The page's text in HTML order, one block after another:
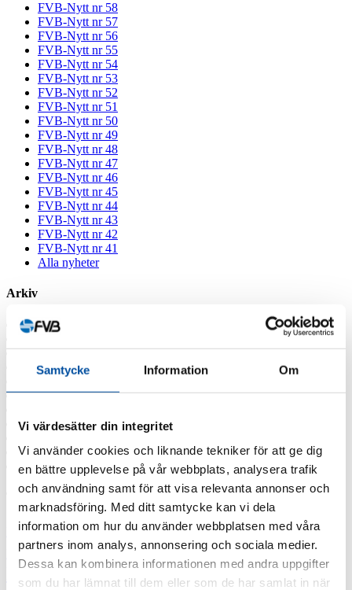
Samtycke Information Om
Vi värdesätter din integritet
Vi använder cookies och liknande tekniker för att ge dig
en bättre upplevelse på vår webbplats, analysera trafik
och användning samt för att visa relevanta annonser och
marknadsföring. Med ditt samtycke kan vi dela
information om hur du använder webbplatsen med våra
partners inom analys, annonsering och sociala medier.
Dessa kan kombinera informationen med andra uppgifter
som du har lämnat till dem eller som de har samlat in när
FVB-Nytt nr 58
FVB-Nytt nr 57
FVB-Nytt nr 56
FVB-Nytt nr 55
FVB-Nytt nr 54
FVB-Nytt nr 53
FVB-Nytt nr 52
FVB-Nytt nr 51
FVB-Nytt nr 50
FVB-Nytt nr 49
FVB-Nytt nr 48
FVB-Nytt nr 47
FVB-Nytt nr 46
FVB-Nytt nr 45
FVB-Nytt nr 44
FVB-Nytt nr 43
FVB-Nytt nr 42
FVB-Nytt nr 41
Alla nyheter
Arkiv
2026
2024
2023
2021
2019
2017
2016
Taggar
Barncancerfonden Bisnode Fjärrvärmekurs FVB stödjer
Barncancerfonden Jobba hos ossJobba på FVB
Lediga tjänster Professor emeritus Sven